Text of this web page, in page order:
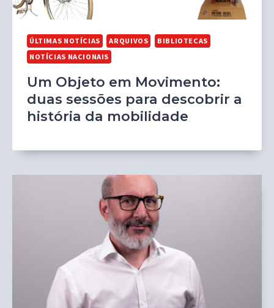
ÚLTIMAS NOTÍCIAS ARQUIVOS
BIBLIOTECAS
NOTÍCIAS NACIONAIS
Um Objeto em Movimento:
duas sessões para descobrir a
história da mobilidade